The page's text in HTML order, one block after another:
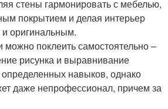
стены гармонировать с мебелью,
покрытием и делая интерьер
оригинальным.
поклеить самостоятельно –
рисунка и выравнивание
определенных навыков, однако
даже непрофессионал, причем за